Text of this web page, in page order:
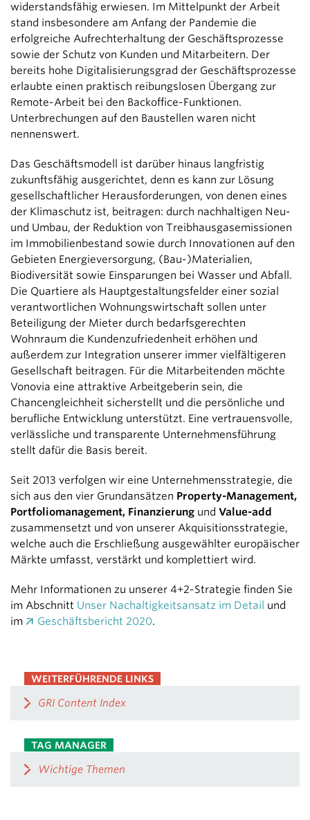
WEITERFÜHRENDE LINKS
GRI Content Index
TAG MANAGER
Wichtige Themen
widerstandsfähig erwiesen. Im Mittelpunkt der Arbeit
stand insbesondere am Anfang der Pandemie die
erfolgreiche Aufrechterhaltung der Geschäftsprozesse
sowie der Schutz von Kunden und Mitarbeitern. Der
bereits hohe Digitalisierungsgrad der Geschäftsprozesse
erlaubte einen praktisch reibungslosen Übergang zur
Remote-Arbeit bei den Backoffice-Funktionen.
Unterbrechungen auf den Baustellen waren nicht
nennenswert.
Das Geschäftsmodell ist darüber hinaus langfristig
zukunftsfähig ausgerichtet, denn es kann zur Lösung
gesellschaftlicher Herausforderungen, von denen eines
der Klimaschutz ist, beitragen: durch nachhaltigen Neu-
und Umbau, der Reduktion von Treibhausgasemissionen
im Immobilienbestand sowie durch Innovationen auf den
Gebieten Energieversorgung, (Bau-)Materialien,
Biodiversität sowie Einsparungen bei Wasser und Abfall.
Die Quartiere als Hauptgestaltungsfelder einer sozial
verantwortlichen Wohnungswirtschaft sollen unter
Beteiligung der Mieter durch bedarfsgerechten
Wohnraum die Kundenzufriedenheit erhöhen und
außerdem zur Integration unserer immer vielfältigeren
Gesellschaft beitragen. Für die Mitarbeitenden möchte
Vonovia eine attraktive Arbeitgeberin sein, die
Chancengleichheit sicherstellt und die persönliche und
berufliche Entwicklung unterstützt. Eine vertrauensvolle,
verlässliche und transparente Unternehmensführung
stellt dafür die Basis bereit.
Seit 2013 verfolgen wir eine Unternehmensstrategie, die
sich aus den vier Grundansätzen Property-Management,
Portfoliomanagement, Finanzierung und Value-add
zusammensetzt und von unserer Akquisitionsstrategie,
welche auch die Erschließung ausgewählter europäischer
Märkte umfasst, verstärkt und komplettiert wird.
Mehr Informationen zu unserer 4+2-Strategie finden Sie
im Abschnitt Unser Nachaltigkeitsansatz im Detail und
im
Geschäftsbericht 2020.